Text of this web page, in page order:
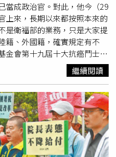
當成政治官。對此，他今（29
上來，長期以來都按照本來的
是衛福部的業務，只是大家提
籍、外國籍，確實規定有不
金會第十九屆十大抗癌鬥士頒
》的規定，那目前對於非中華
只有3個方式。第1，是在台有
直接受僱，立刻就可以生效；
衛福部長石崇良今出席「台
癌鬥士頒獎典禮」。（林周義
變4年，有什麼影響？石崇良
，如果我們比較目前的中配跟
，在健保加保的程序上是一致
繼續閱讀